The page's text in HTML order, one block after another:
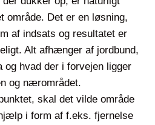
område. Det er en løsning,
af indsats og resultatet er
Alt afhænger af jordbund,
og hvad der i forvejen ligger
og nærområdet.
skal det vilde område
i form af f.eks. fjernelse